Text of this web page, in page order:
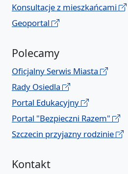
Konsultacje z mieszkańcami
Geoportal
Polecamy
Oficjalny Serwis Miasta
Rady Osiedla
Portal Edukacyjny
Portal "Bezpieczni Razem"
Szczecin przyjazny rodzinie
Kontakt